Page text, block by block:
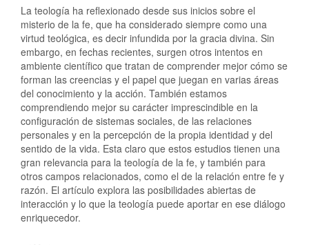
La teología ha reflexionado desde sus inicios sobre el
misterio de la fe, que ha considerado siempre como una
virtud teológica, es decir infundida por la gracia divina. Sin
embargo, en fechas recientes, surgen otros intentos en
ambiente científico que tratan de comprender mejor cómo se
forman las creencias y el papel que juegan en varias áreas
del conocimiento y la acción. También estamos
comprendiendo mejor su carácter imprescindible en la
configuración de sistemas sociales, de las relaciones
personales y en la percepción de la propia identidad y del
sentido de la vida. Esta claro que estos estudios tienen una
gran relevancia para la teología de la fe, y también para
otros campos relacionados, como el de la relación entre fe y
razón. El artículo explora las posibilidades abiertas de
interacción y lo que la teología puede aportar en ese diálogo
enriquecedor.